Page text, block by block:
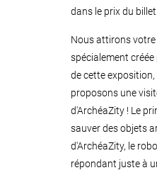
dans le prix du
Nous attirons
spécialement créée
de cette
proposons une
d'ArchéaZity ! Le
sauver des objets
d'ArchéaZity, le
répondant juste à